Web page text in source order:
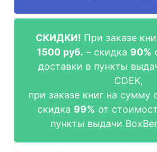
СКИДКИ! При заказе
1500 руб. – скидка 90%
доставки в пункты
CDEK,
при заказе книг на сумму
скидка 99% от
пункты выдачи